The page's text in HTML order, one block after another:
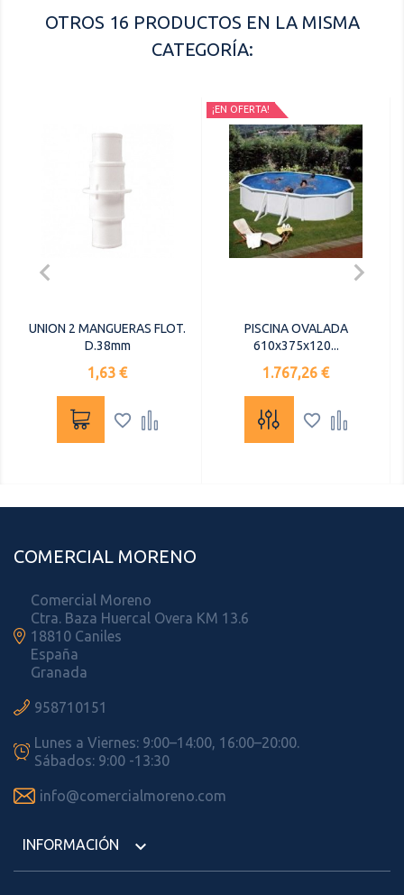
OTROS 16 PRODUCTOS EN LA MISMA
CATEGORÍA:

UNION 2 MANGUERAS FLOT.
D.38mm
Precio
1,63 €
 
¡EN OFERTA!
PISCINA OVALADA
610x375x120...
Precio
1.767,26 €
 

COMERCIAL MORENO

Comercial Moreno
Ctra. Baza Huercal Overa KM 13.6
18810 Caniles
España
Granada
 958710151

Lunes a Viernes: 9:00–14:00, 16:00–20:00.
Sábados: 9:00 -13:30
 info@comercialmoreno.com
INFORMACIÓN 